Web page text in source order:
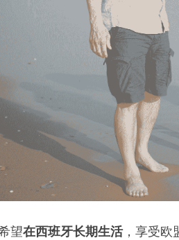
望在西班牙长期生活，享受欧